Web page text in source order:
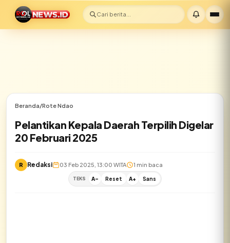
Cari berita...
Beranda/Rote Ndao
Pelantikan Kepala Daerah Terpilih Digelar
20 Februari 2025
R Redaksi 03 Feb 2025, 13:00 WITA 1 min baca
TEKS A- Reset A+ Sans
✕